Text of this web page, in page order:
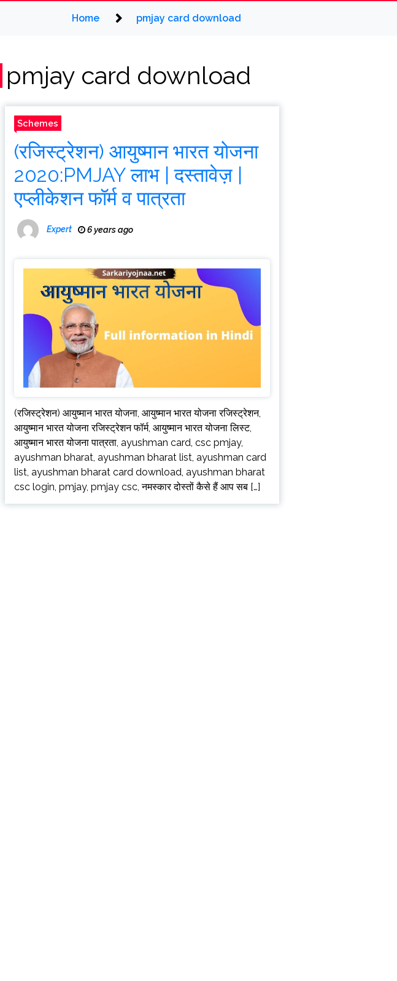
Home pmjay card download
pmjay card download
Schemes
(रजिस्ट्रेशन) आयुष्मान भारत योजना
2020:PMJAY लाभ | दस्तावेज़ |
एप्लीकेशन फॉर्म व पात्रता
Expert 6 years ago
(रजिस्ट्रेशन) आयुष्मान भारत योजना, आयुष्मान भारत योजना रजिस्ट्रेशन,
आयुष्मान भारत योजना रजिस्ट्रेशन फॉर्म, आयुष्मान भारत योजना लिस्ट,
आयुष्मान भारत योजना पात्रता, ayushman card, csc pmjay,
ayushman bharat, ayushman bharat list, ayushman card
list, ayushman bharat card download, ayushman bharat
csc login, pmjay, pmjay csc, नमस्कार दोस्तों कैसे हैं आप सब […]